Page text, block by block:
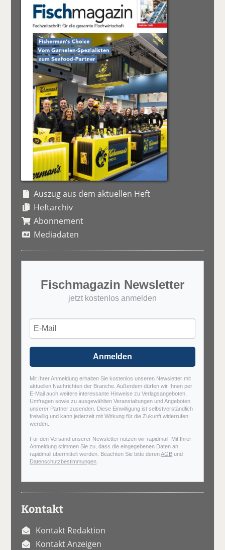
Auszug aus dem aktuellen Heft
Heftarchiv
Abonnement
Mediadaten
Fischmagazin Newsletter
jetzt kostenlos anmelden
Anmelden
Mit Ihrer Anmeldung erhalten Sie kostenlos unseren Newsletter mit
aktuellen Nachrichten der Branche. Außerdem dürfen wir Ihnen per
E-Mail auch weitere interessante Hinweise zu Verlagsangeboten,
Umfragen sowie zu ausgewählten Veranstaltungen und Angeboten
unserer Partner zusenden. Diese Einwilligung ist selbstverständlich
freiwillig und kann jederzeit mit Wirkung für die Zukunft widerrufen
werden.
Für den Versand unserer Newsletter nutzen wir rapidmail. Mit Ihrer
Anmeldung stimmen Sie zu, dass die eingegebenen Daten an
rapidmail übermittelt werden. Beachten Sie bitte derenAGB und
Datenschutzbestimmungen
Kontakt
Kontakt Redaktion
Kontakt Anzeigen